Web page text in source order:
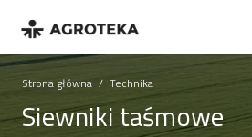
Strona główna / Technika
Siewniki taśmowe